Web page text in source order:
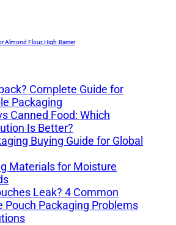
Almond Flour, High-Barrier
Complete Guide for
Packaging
Canned Food: Which
Is Better?
Buying Guide for Global
Materials for Moisture
Leak? 4 Common
Pouch Packaging Problems